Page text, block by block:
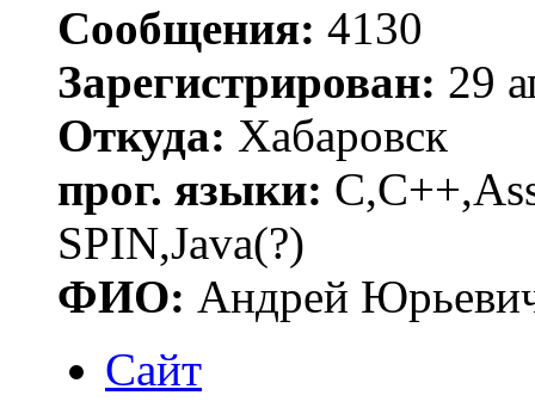
Сообщения: 4130
Зарегистрирован: 29
Откуда: Хабаровск
прог. языки:
SPIN,Java(?)
ФИО: Андрей
Сайт